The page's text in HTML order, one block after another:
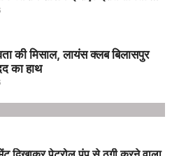
प्रदर्शन
की मिसाल, लायंस क्लब बिलासपुर
का हाथ